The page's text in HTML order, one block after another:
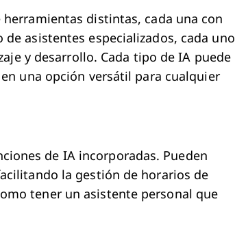
distintas, cada una con
asistentes especializados, cada uno
y desarrollo. Cada tipo de IA puede
una opción versátil para cualquier
de IA incorporadas. Pueden
la gestión de horarios de
tener un asistente personal que